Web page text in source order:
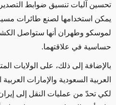
تحسين آليات تنسيق ضوابط
يمكن استخدامها لصنع طائرات
لموسكو وطهران أنها ستواصل
حساسية في علاقتهما.
بالإضافة إلى ذلك، على الولايات
العربية السعودية والإمارات
لكي تحدّ من عمليات النقل إلى